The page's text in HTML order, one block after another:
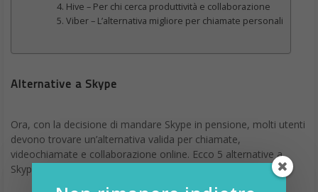
4. Hive – Per chi cerca produttività e collaborazione
5. Viber – L’alternativa migliore per chiamate personali
Alternative a Skype
Ora, con la decisione di mandare Skype in pensione, molti utenti
devono trovare un’alternativa valida per chiamate,
videochiamate e collaborazione online. Ecco 5 alternative a
Skype di cui tenere conto.